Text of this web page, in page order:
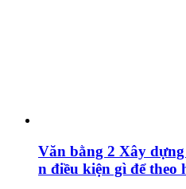
Văn bằng 2 Xây
n điều kiện gì để theo